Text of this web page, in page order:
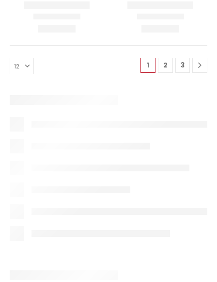
1 2 3